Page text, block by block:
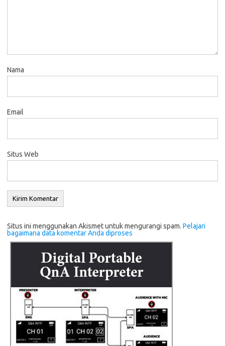
Nama
Email
Situs Web
Situs ini menggunakan Akismet untuk mengurangi spam. Pelajari
bagaimana data komentar Anda diproses